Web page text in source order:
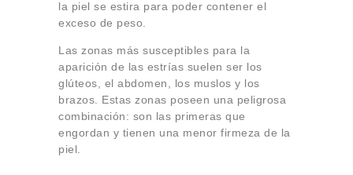
la piel se estira para poder contener el
exceso de peso.
Las zonas más susceptibles para la
aparición de las estrías suelen ser los
glúteos, el abdomen, los muslos y los
brazos. Estas zonas poseen una peligrosa
combinación: son las primeras que
engordan y tienen una menor firmeza de la
piel.